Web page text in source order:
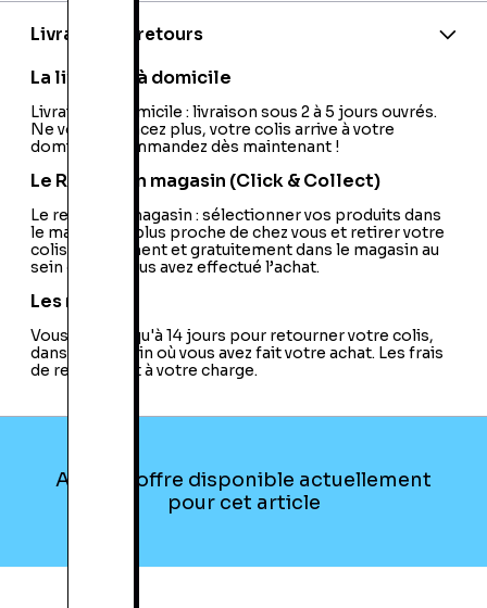
Nom du développeur:
Livraison et retours
La livraison à domicile
Livraison à domicile : livraison sous 2 à 5 jours ouvrés.
Ne vous déplacez plus, votre colis arrive à votre
domicile ! Commandez dès maintenant !
Le Retrait en magasin (Click & Collect)
Le retrait en magasin : sélectionner vos produits dans
le magasin le plus proche de chez vous et retirer votre
colis directement et gratuitement dans le magasin au
sein duquel vous avez effectué l’achat.
Les retours
Vous avez jusqu'à 14 jours pour retourner votre colis,
dans le magasin où vous avez fait votre achat. Les frais
de retour sont à votre charge.
Aucune offre disponible actuellement
pour cet article